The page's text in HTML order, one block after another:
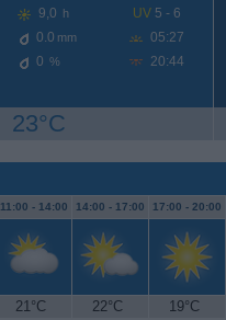
9,0 h
0.0 mm
0 %
UV 5 - 6
05:27
20:44
23°C
11:00 - 14:00 14:00 - 17:00 17:00 - 20:00
21°C 22°C 19°C